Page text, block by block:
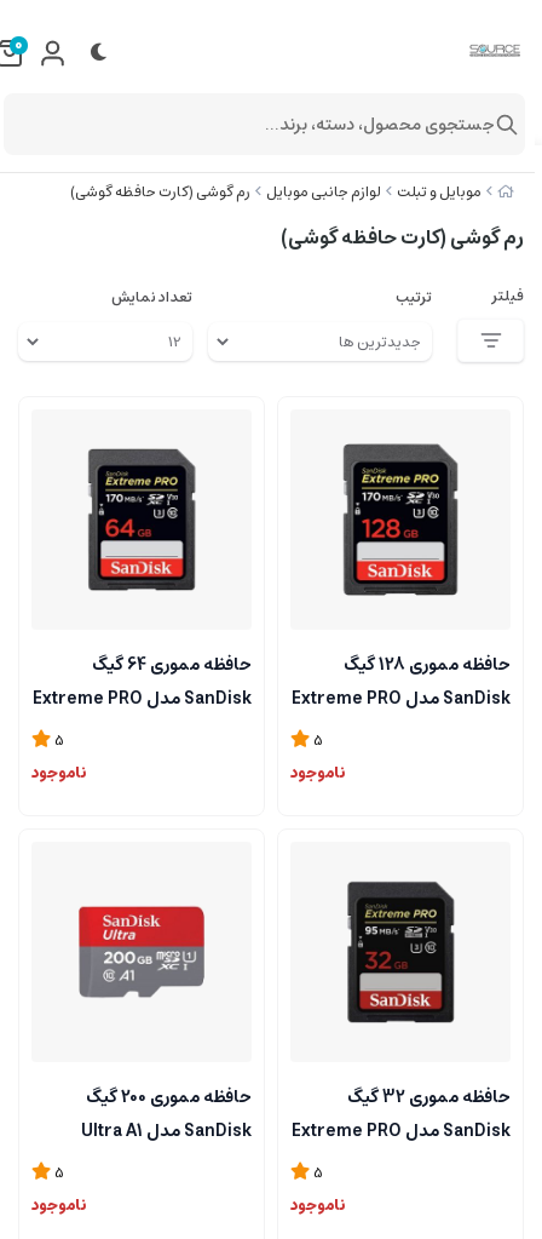
موبایل و تبلت لوازم جانبی موبایل رم گوشی (کارت حافظه گوشی)
رم گوشی (کارت حافظه گوشی)
فیلتر ترتیب تعداد نمایش
حافظه مموری 128 گیگ
SanDisk مدل Extreme PRO
5
ناموجود
حافظه مموری 64 گیگ
SanDisk مدل Extreme PRO
5
ناموجود
حافظه مموری 32 گیگ
SanDisk مدل Extreme PRO
5
ناموجود
حافظه مموری 200 گیگ
SanDisk مدل Ultra A1
5
ناموجود
0
جستجوی محصول، دسته، برند...